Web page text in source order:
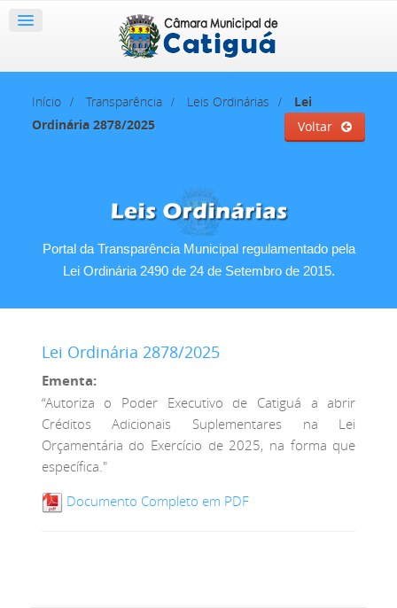
Início Transparência Leis Ordinárias
Lei
Ordinária 2878/2025
Voltar
Portal da Transparência Municipal regulamentado pela
Lei Ordinária 2490 de 24 de Setembro de 2015.
Lei Ordinária 2878/2025
Ementa:
“Autoriza o Poder Executivo de Catiguá a abrir
Créditos Adicionais Suplementares na Lei
Orçamentária do Exercício de 2025, na forma que
específica."
Documento Completo em PDF